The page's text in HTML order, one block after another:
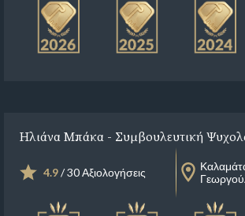
Ηλιάνα Μπάκα - Συμβουλευτική
4.9/ 30 Αξιολογήσεις